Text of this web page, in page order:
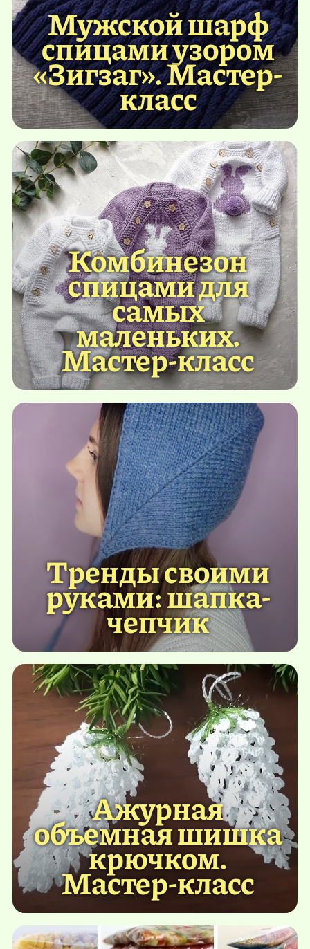
Мужской шарф
спицами узором
«Зигзаг». Мастер-
класс
Комбинезон
спицами для
самых
маленьких.
Мастер-класс
Тренды своими
руками: шапка-
чепчик
Ажурная
объемная шишка
крючком.
Мастер-класс